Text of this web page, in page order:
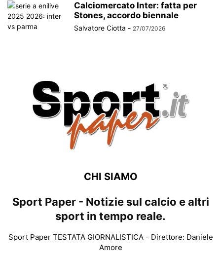
Calciomercato Inter: fatta per
Stones, accordo biennale
Salvatore Ciotta - 27/07/2026
CHI SIAMO
Sport Paper - Notizie sul calcio e altri
sport in tempo reale.
Sport Paper TESTATA GIORNALISTICA - Direttore: Daniele
Amore